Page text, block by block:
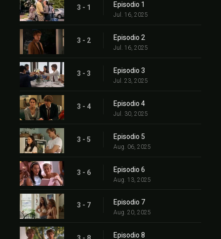
3 - 1 Episodio 1
Jul. 16, 2025
3 - 2 Episodio 2
Jul. 16, 2025
3 - 3 Episodio 3
Jul. 23, 2025
3 - 4 Episodio 4
Jul. 30, 2025
3 - 5 Episodio 5
Aug. 06, 2025
3 - 6 Episodio 6
Aug. 13, 2025
3 - 7 Episodio 7
Aug. 20, 2025
Episodio 8